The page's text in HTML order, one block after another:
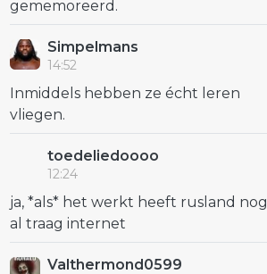
gememoreerd.
Simpelmans
14:52
Inmiddels hebben ze écht leren
vliegen.
toedeliedoooo
12:24
ja, *als* het werkt heeft rusland nog
al traag internet
Valthermond0599